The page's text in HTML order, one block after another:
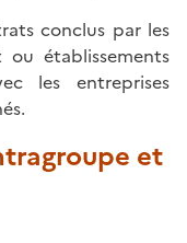
conclus par les
ou établissements
les entreprises
et